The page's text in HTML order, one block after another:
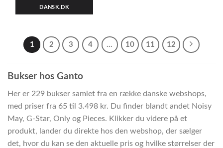
DANSK.DK
1 2 3 4 … 10 11 12
Bukser hos Ganto
Her er 229 bukser samlet fra en række danske webshops,
med priser fra 65 til 3.498 kr. Du finder blandt andet Noisy
May, G-Star, Only og Pieces. Klikker du videre på et
produkt, lander du direkte hos den webshop, der sælger
det, hvor du kan se den aktuelle pris og hvilke størrelser der